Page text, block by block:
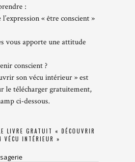
:
« être conscient »
vous apporte une attitude
conscient ?
son vécu intérieur » est
le télécharger gratuitement,
ci-dessous.
LIVRE GRATUIT « DÉCOUVRIR
VÉCU INTÉRIEUR »